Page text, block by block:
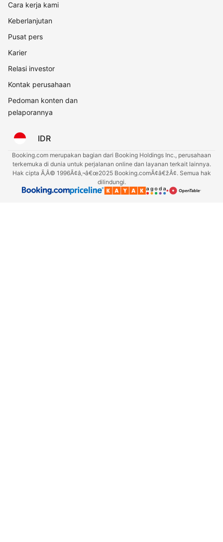
Cara kerja kami
Keberlanjutan
Pusat pers
Karier
Relasi investor
Kontak perusahaan
Pedoman konten dan
pelaporannya
IDR
Booking.com merupakan bagian dari Booking Holdings Inc., perusahaan
terkemuka di dunia untuk perjalanan online dan layanan terkait lainnya.
Hak cipta Ã‚Â© 1996Ã¢â‚¬â€œ2025 Booking.comÃ¢â€žÂ¢. Semua hak
dilindungi.